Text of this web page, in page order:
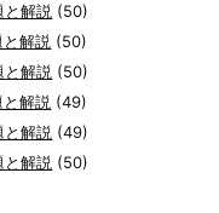
解説 (50)
解説 (50)
解説 (50)
解説 (49)
解説 (49)
解説 (50)